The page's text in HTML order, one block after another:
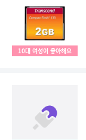
10대 여성이 좋아해요